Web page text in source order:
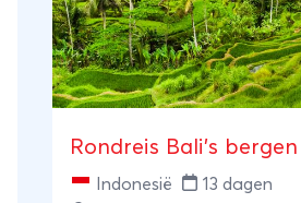
Rondreis Bali's
Indonesië
13 dagen